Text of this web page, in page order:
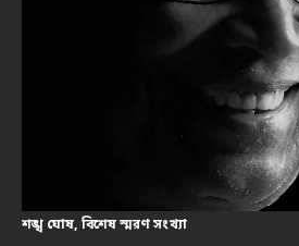
শঙ্খ ঘোষ, বিশেষ স্মরণ সংখ্যা